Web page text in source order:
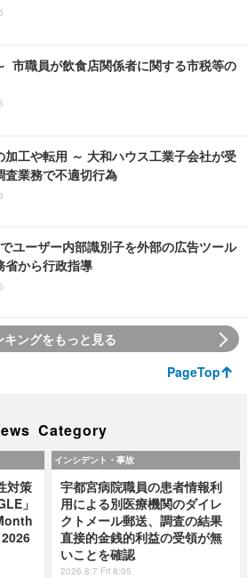
市職員が飲食店関係者に関する市税等の
加工や転用 ～ 大和ハウス工業子会社が受
査業務で不適切行為
ユーザー内部識別子を外部の広告ツール
省から行政指導
キングをもっと見る
PageTop
Category
対策
」
インシデント・事故
宇都宮病院職員の患者情報利
用による別医療機関のダイレ
クトメール郵送、調査の結果
直接的金銭的利益の受領が無
いことを確認
2026.8.7 Fri 8:05